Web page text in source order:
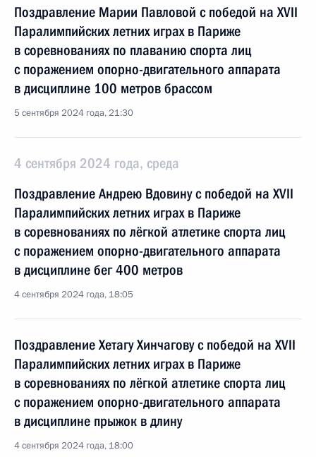
Поздравление Марии Павловой с победой на XVII
Паралимпийских летних играх в Париже
в соревнованиях по плаванию спорта лиц
с поражением опорно-двигательного аппарата
в дисциплине 100 метров брассом
5 сентября 2024 года, 21:30
4 сентября 2024 года, среда
Поздравление Андрею Вдовину с победой на XVII
Паралимпийских летних играх в Париже
в соревнованиях по лёгкой атлетике спорта лиц
с поражением опорно-двигательного аппарата
в дисциплине бег 400 метров
4 сентября 2024 года, 18:05
Поздравление Хетагу Хинчагову с победой на XVII
Паралимпийских летних играх в Париже
в соревнованиях по лёгкой атлетике спорта лиц
с поражением опорно-двигательного аппарата
в дисциплине прыжок в длину
4 сентября 2024 года, 18:00